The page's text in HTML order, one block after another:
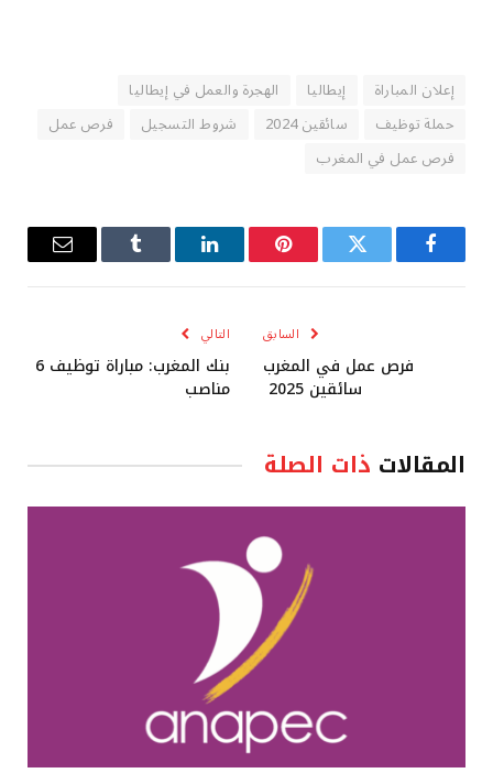
إعلان المباراة إيطاليا
الهجرة والعمل في إيطاليا
حملة توظيف
سائقين 2024 شروط التسجيل
فرص عمل
فرص عمل في المغرب
فيسبوك تويتر بينتيريستلينكدإن Tumblr
البريد
السابق
فرص عمل في المغرب
سائقين 2025
التالي
بنك المغرب: مباراة توظيف 6
مناصب
المقالات ذات الصلة